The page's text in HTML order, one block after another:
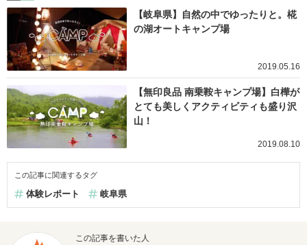
【岐阜県】自然の中でゆったりと。椛
の湖オートキャンプ場
2019.05.16
【無印良品 南乗鞍キャンプ場】白樺が
とても美しくアクティビティも盛り沢
山！
2019.08.10
この記事に関連するタグ
体験レポート 岐阜県
この記事を書いた人